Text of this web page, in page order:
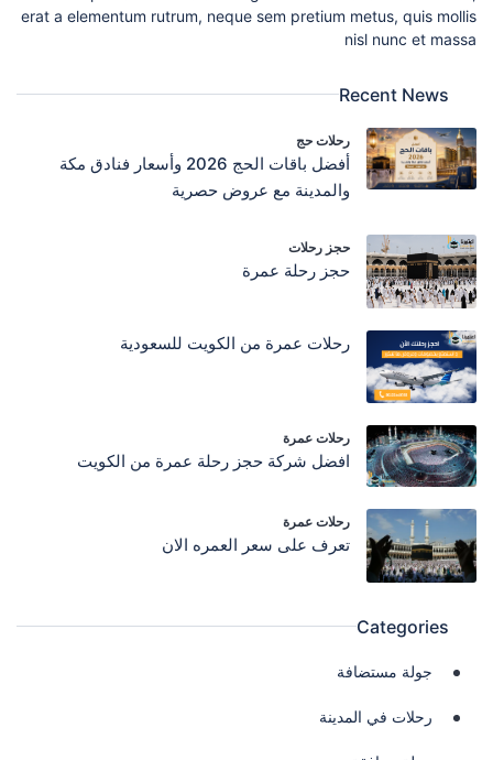
erat a elementum rutrum, neque sem pretium metus, quis mollis
nisl nunc et massa
Recent News
رحلات حج
أفضل باقات الحج 2026 وأسعار فنادق مكة
والمدينة مع عروض حصرية
حجز رحلات
حجز رحلة عمرة
رحلات عمرة من الكويت للسعودية
رحلات عمرة
افضل شركة حجز رحلة عمرة من الكويت
رحلات عمرة
تعرف على سعر العمره الان
Categories
جولة مستضافة
رحلات في المدينة